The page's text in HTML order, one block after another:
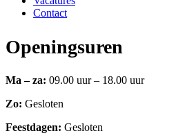
Contact
Openingsuren
Ma – za: 09.00 uur – 18.00 uur
Zo: Gesloten
Feestdagen: Gesloten